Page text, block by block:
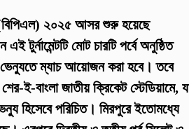
(বিপিএল) ২০২৫ আসর শুরু হয়েছে
টুর্নামেন্টটি মোট চারটি পর্বে অনুষ্ঠিত
ভেন্যুতে ম্যাচ আয়োজন করা হবে। তবে
ই-বাংলা জাতীয় ক্রিকেট স্টেডিয়ামে,
হিসেবে পরিচিত। মিরপুরে ইতোমধ্যে